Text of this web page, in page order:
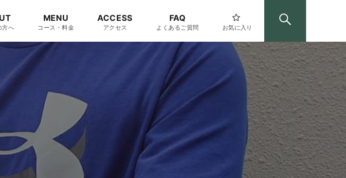
方へ
MENU
コース・料金
ACCESS
アクセス
FAQ
よくあるご質問 お気に入り